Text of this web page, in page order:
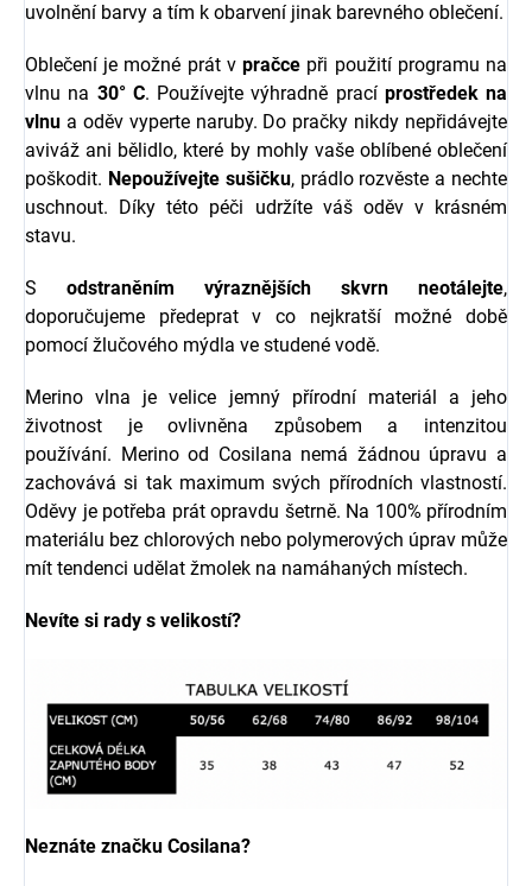
uvolnění barvy a tím k obarvení jinak barevného oblečení.
Oblečení je možné prát vpračce při použití programu na
vlnu na 30° C. Používejte výhradně prací prostředek na
vlnu a oděv vyperte naruby. Do pračky nikdy nepřidávejte
aviváž ani bělidlo, které by mohly vaše oblíbené oblečení
poškodit. Nepoužívejte sušičku, prádlo rozvěste a nechte
uschnout. Díky této péči udržíte váš oděv v krásném
stavu.
S odstraněním výraznějších skvrn neotálejte,
doporučujeme předeprat v co nejkratší možné době
pomocí žlučového mýdla ve studené vodě.
Merino vlna je velice jemný přírodní materiál a jeho
životnost je ovlivněna způsobem a intenzitou
používání. Merino od Cosilana nemá žádnou úpravu a
zachovává si tak maximum svých přírodních vlastností.
Oděvy je potřeba prát opravdu šetrně. Na 100% přírodním
materiálu bez chlorových nebo polymerových úprav může
mít tendenci udělat žmolek na namáhaných místech.
Nevíte si rady s velikostí?
Neznáte značku Cosilana?